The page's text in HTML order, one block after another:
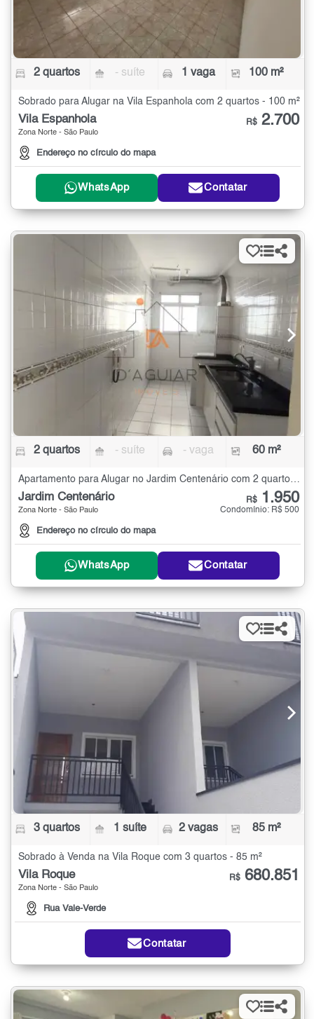
2 quartos - suíte 1 vaga 100 m²
Sobrado para Alugar na Vila Espanhola com 2 quartos - 100 m²
Vila Espanhola
Zona Norte - São Paulo
Endereço no círculo do mapa
R$ 2.700
WhatsApp Contatar
2 quartos - suíte - vaga 60 m²
Jardim Centenário
Zona Norte - São Paulo
Endereço no círculo do mapa
R$ 1.950
Condomínio: R$ 500
WhatsApp Contatar
3 quartos 1 suíte 2 vagas 85 m²
Sobrado à Venda na Vila Roque com 3 quartos - 85 m²
Vila Roque
Zona Norte - São Paulo
Rua Vale-Verde
R$ 680.851
Contatar